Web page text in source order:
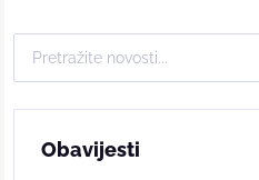
Obavijesti